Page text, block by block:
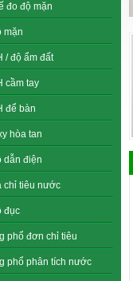
đo độ mặn
mặn
/ độ ẩm đất
cầm tay
để bàn
hòa tan
dẫn điện
chỉ tiêu nước
đục
phổ đơn chỉ tiêu
phổ phân tích nước